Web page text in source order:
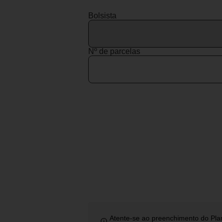
Bolsista
Nº de parcelas
Atente-se ao preenchimento do